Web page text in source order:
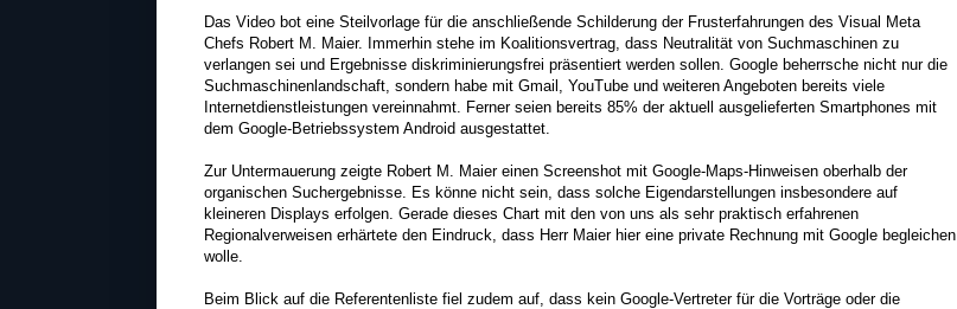
Das Video bot eine Steilvorlage für die anschließende Schilderung der Frusterfahrungen des Visual Meta
Chefs Robert M. Maier. Immerhin stehe im Koalitionsvertrag, dass Neutralität von Suchmaschinen zu
verlangen sei und Ergebnisse diskriminierungsfrei präsentiert werden sollen. Google beherrsche nicht nur die
Suchmaschinenlandschaft, sondern habe mit Gmail, YouTube und weiteren Angeboten bereits viele
Internetdienstleistungen vereinnahmt. Ferner seien bereits 85% der aktuell ausgelieferten Smartphones mit
dem Google-Betriebssystem Android ausgestattet.
Zur Untermauerung zeigte Robert M. Maier einen Screenshot mit Google-Maps-Hinweisen oberhalb der
organischen Suchergebnisse. Es könne nicht sein, dass solche Eigendarstellungen insbesondere auf
kleineren Displays erfolgen. Gerade dieses Chart mit den von uns als sehr praktisch erfahrenen
Regionalverweisen erhärtete den Eindruck, dass Herr Maier hier eine private Rechnung mit Google begleichen
wolle.
Beim Blick auf die Referentenliste fiel zudem auf, dass kein Google-Vertreter für die Vorträge oder die